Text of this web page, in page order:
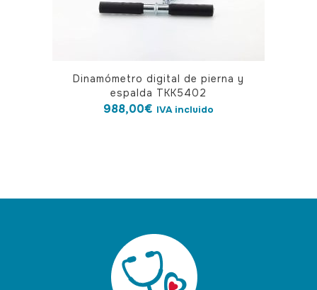
Dinamómetro digital de pierna y
espalda TKK5402
988,00€ IVA incluido